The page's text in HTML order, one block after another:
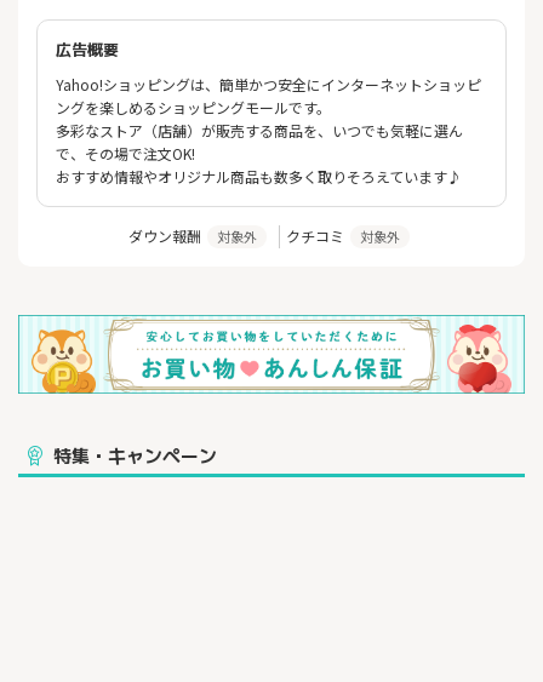
広告概要
Yahoo!ショッピングは、簡単かつ安全にインターネットショッピ
ングを楽しめるショッピングモールです。
多彩なストア（店舗）が販売する商品を、いつでも気軽に選ん
で、その場で注文OK!
おすすめ情報やオリジナル商品も数多く取りそろえています♪
ダウン報酬 対象外 クチコミ 対象外
特集・キャンペーン